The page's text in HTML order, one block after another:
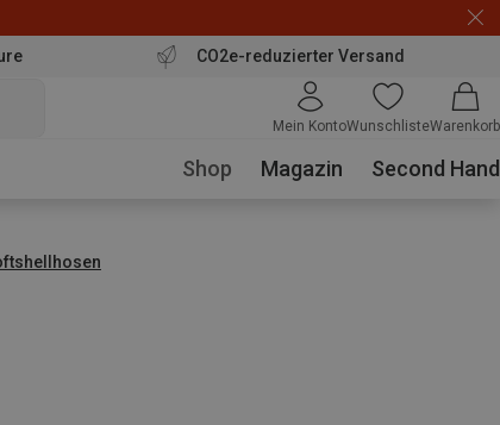
CO2e-reduzierter Versand
Mein KontoWunschlisteWarenkorb
Shop Magazin Second Hand